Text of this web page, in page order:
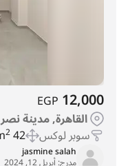
12,000
EGP
القاهرة, مدينة نصر
سوبر لوكس 42 m
2
jasmine salah